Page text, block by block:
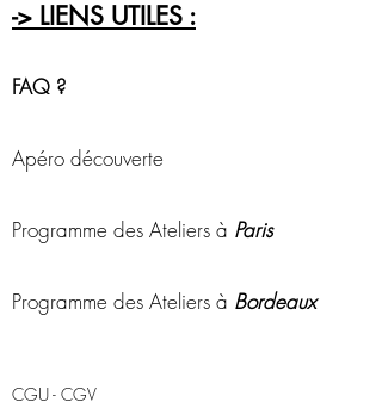
-> LIENS UTILES :
FAQ ?
Apéro découverte
Programme des Ateliers à Paris
Programme des Ateliers à Bordeaux
CGU - CGV